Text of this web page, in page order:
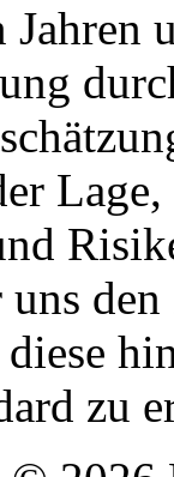
Jahren
zu